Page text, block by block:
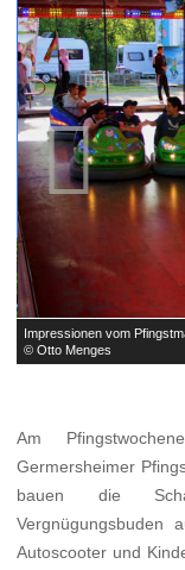
Impressionen vom
© Otto Menges

Am
Germersheimer
bauen die
Vergnügungsbuden
Autoscooter und